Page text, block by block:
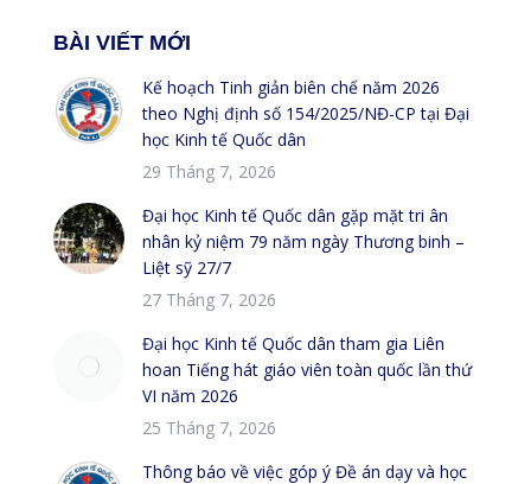
BÀI VIẾT MỚI
Kế hoạch Tinh giản biên chế năm 2026
theo Nghị định số 154/2025/NĐ-CP tại Đại
học Kinh tế Quốc dân
29 Tháng 7, 2026
Đại học Kinh tế Quốc dân gặp mặt tri ân
nhân kỷ niệm 79 năm ngày Thương binh –
Liệt sỹ 27/7
27 Tháng 7, 2026
Đại học Kinh tế Quốc dân tham gia Liên
hoan Tiếng hát giáo viên toàn quốc lần thứ
VI năm 2026
25 Tháng 7, 2026
Thông báo về việc góp ý Đề án dạy và học